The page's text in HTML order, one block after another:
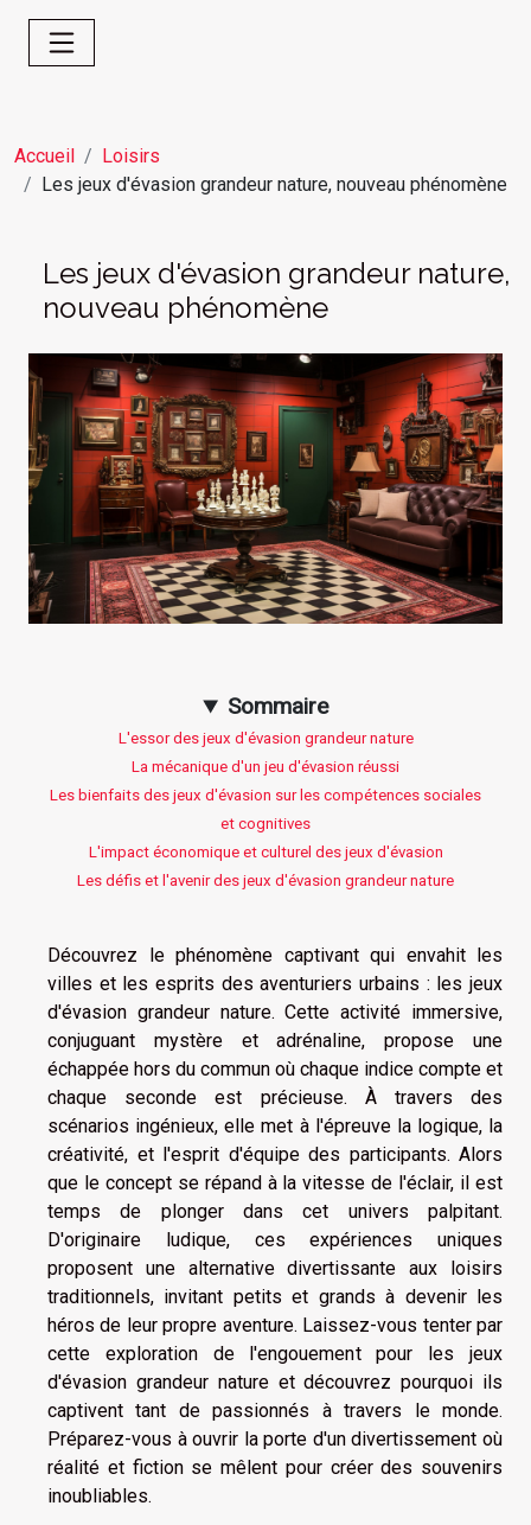
Accueil
Loisirs
Les jeux d'évasion grandeur nature, nouveau phénomène
Les jeux d'évasion grandeur nature,
nouveau phénomène
Sommaire
L'essor des jeux d'évasion grandeur nature
La mécanique d'un jeu d'évasion réussi
Les bienfaits des jeux d'évasion sur les compétences sociales
et cognitives
L'impact économique et culturel des jeux d'évasion
Les défis et l'avenir des jeux d'évasion grandeur nature
Découvrez le phénomène captivant qui envahit les
villes et les esprits des aventuriers urbains : les jeux
d'évasion grandeur nature. Cette activité immersive,
conjuguant mystère et adrénaline, propose une
échappée hors du commun où chaque indice compte et
chaque seconde est précieuse. À travers des
scénarios ingénieux, elle met à l'épreuve la logique, la
créativité, et l'esprit d'équipe des participants. Alors
que le concept se répand à la vitesse de l'éclair, il est
temps de plonger dans cet univers palpitant.
D'originaire ludique, ces expériences uniques
proposent une alternative divertissante aux loisirs
traditionnels, invitant petits et grands à devenir les
héros de leur propre aventure. Laissez-vous tenter par
cette exploration de l'engouement pour les jeux
d'évasion grandeur nature et découvrez pourquoi ils
captivent tant de passionnés à travers le monde.
Préparez-vous à ouvrir la porte d'un divertissement où
réalité et fiction se mêlent pour créer des souvenirs
inoubliables.